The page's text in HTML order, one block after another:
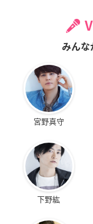
みんな
宮野真守
下野紘